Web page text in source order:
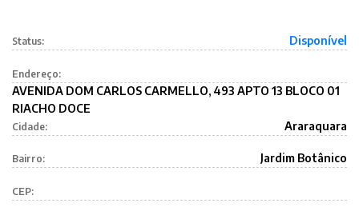
Status: Disponível
Endereço:
AVENIDA DOM CARLOS CARMELLO, 493 APTO 13 BLOCO 01
RIACHO DOCE
Cidade: Araraquara
Bairro: Jardim Botânico
CEP: